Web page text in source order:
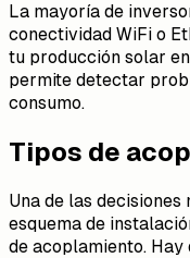
La mayoría de
conectividad WiFi o
tu producción solar
permite detectar
consumo.
Tipos de
Una de las
esquema de
de acoplamiento.